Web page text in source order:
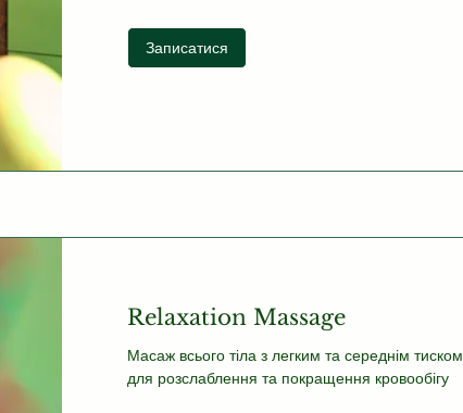
Записатися
Relaxation Massage
Масаж всього тіла з легким та середнім тиском
для розслаблення та покращення кровообігу